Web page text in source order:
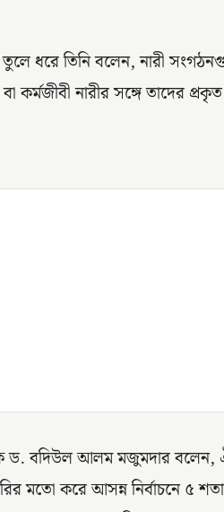
তুলে ধরে তিনি বলেন, নারী
কর্মজীবী নারীর সঙ্গে তাদের প্রকৃত
ড. বদিউল আলম মজুমদার
মতো করে আসন্ন নির্বাচনে ৫